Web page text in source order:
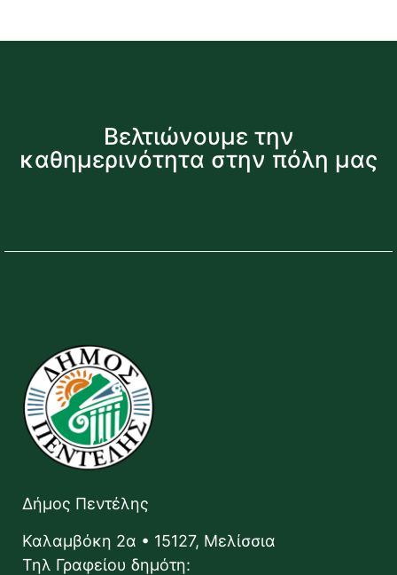
Βελτιώνουμε την
καθημερινότητα στην πόλη μας
Δήμος Πεντέλης
Καλαμβόκη 2α • 15127, Μελίσσια
Τηλ Γραφείου δημότη: